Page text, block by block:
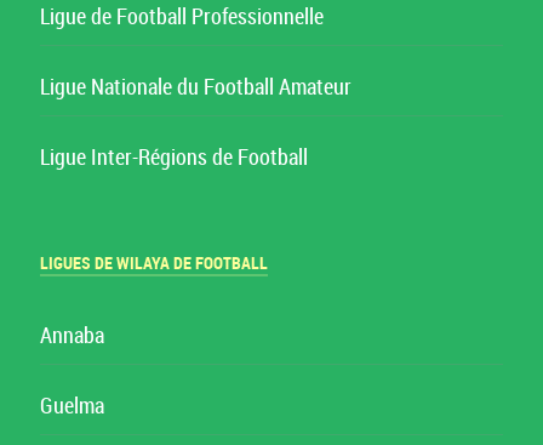
Ligue de Football Professionnelle
Ligue Nationale du Football Amateur
Ligue Inter-Régions de Football
LIGUES DE WILAYA DE FOOTBALL
Annaba
Guelma